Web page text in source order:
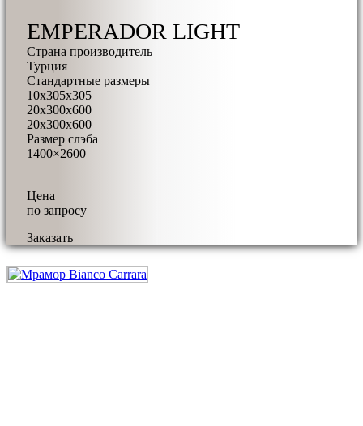
EMPERADOR LIGHT
Страна производитель
Турция
Стандартные размеры
10x305x305
20x300x600
20x300x600
Размер слэба
1400×2600
Цена
по запросу
Заказать